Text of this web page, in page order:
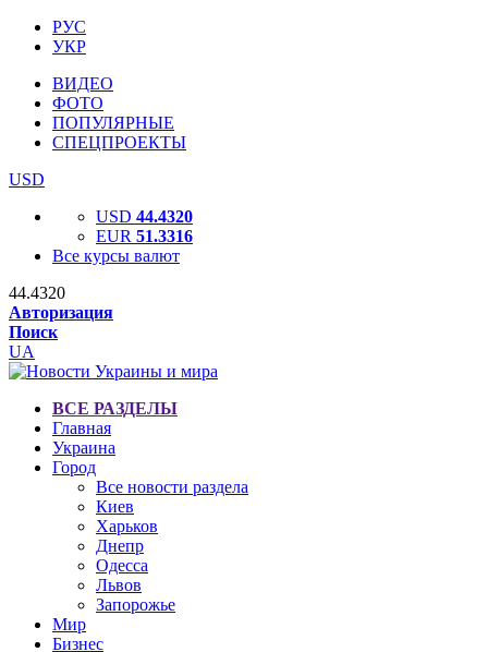
РУС
УКР
ВИДЕО
ФОТО
ПОПУЛЯРНЫЕ
СПЕЦПРОЕКТЫ
USD
USD 44.4320
EUR 51.3316
Все курсы валют
44.4320
Авторизация
Поиск
UA
ВСЕ РАЗДЕЛЫ
Главная
Украина
Город
Все новости раздела
Киев
Харьков
Днепр
Одесса
Львов
Запорожье
Мир
Бизнес